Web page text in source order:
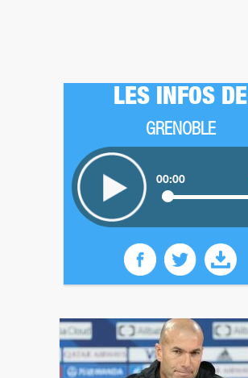
LES INFOS DE
GRENOBLE
00:00